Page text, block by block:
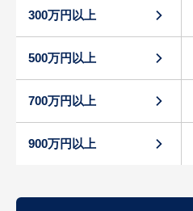
300万円以上
500万円以上
700万円以上
900万円以上